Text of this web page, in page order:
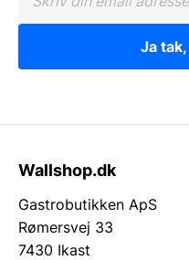
Ja
Wallshop.dk
Gastrobutikken ApS
Rømersvej 33
7430 Ikast